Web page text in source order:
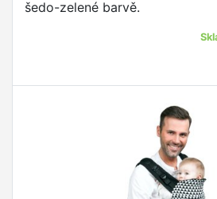
šedo-zelené barvě.